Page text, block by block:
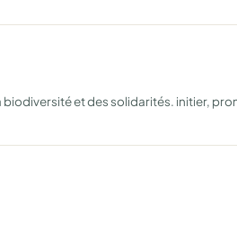
et des solidarités. initier,